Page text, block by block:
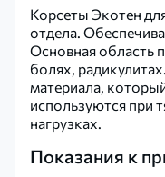
Корсеты Экотен
отдела.
Основная область
болях,
материала,
используются при
нагрузках.
Показания к